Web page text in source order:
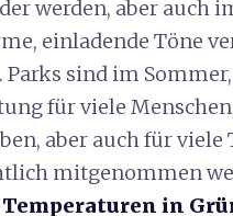
werden, aber auch
einladende Töne
Parks sind im
für viele
aber auch für
mitgenommen
Temperaturen in